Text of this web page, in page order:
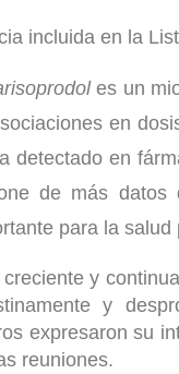
incluida en la
es un
en
detectado en
de más datos
para la
y
y
expresaron su
reuniones.